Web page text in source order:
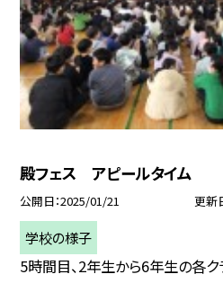
殿フェス アピールタイム
公開日 2025/01/21 更新
学校の様子
5時間目、2年生から6年生の各